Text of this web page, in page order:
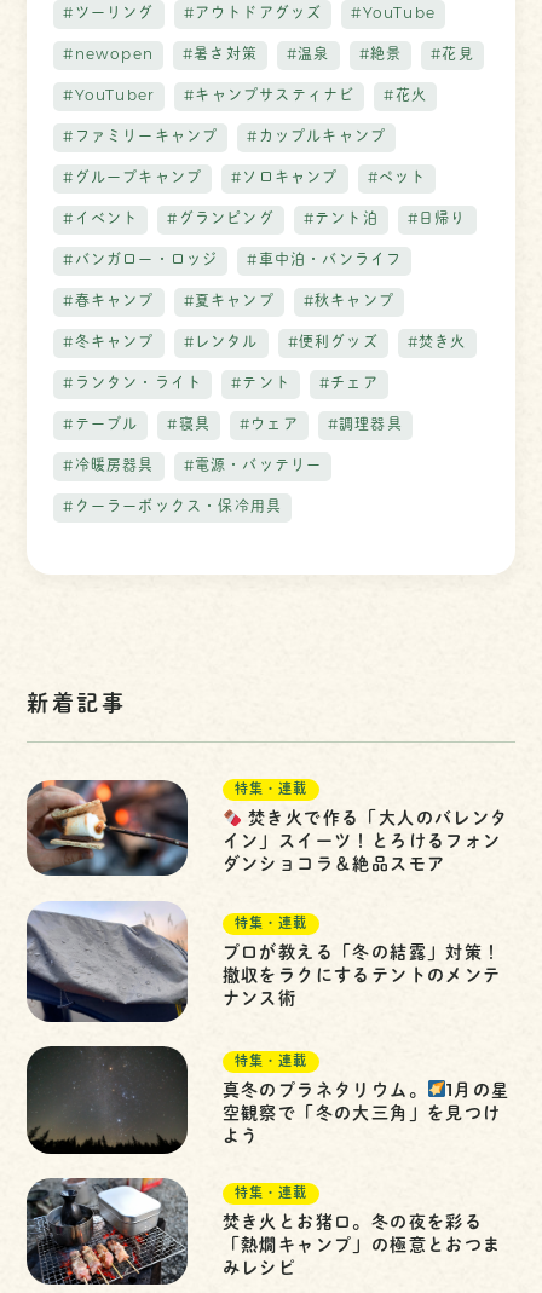
#ツーリング #アウトドアグッズ #YouTube
#newopen #暑さ対策 #温泉 #絶景 #花見
#YouTuber #キャンプサスティナビ #花火
#ファミリーキャンプ #カップルキャンプ
#グループキャンプ #ソロキャンプ #ペット
#イベント #グランピング #テント泊 #日帰り
#バンガロー・ロッジ #車中泊・バンライフ
#春キャンプ #夏キャンプ #秋キャンプ
#冬キャンプ #レンタル #便利グッズ #焚き火
#ランタン・ライト #テント #チェア
#テーブル #寝具 #ウェア #調理器具
#冷暖房器具 #電源・バッテリー
#クーラーボックス・保冷用具
新着記事
特集・連載
焚き火で作る「大人のバレンタ
イン」スイーツ！とろけるフォン
ダンショコラ＆絶品スモア
特集・連載
プロが教える「冬の結露」対策！
撤収をラクにするテントのメンテ
ナンス術
特集・連載
真冬のプラネタリウム。
1月の星
空観察で「冬の大三角」を見つけ
よう
特集・連載
焚き火とお猪口。冬の夜を彩る
「熱燗キャンプ」の極意とおつま
みレシピ